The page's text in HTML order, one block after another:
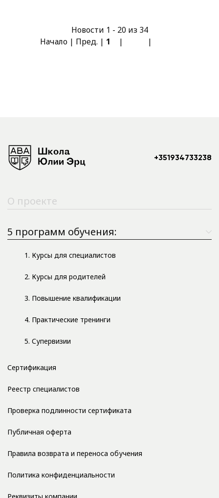
Новости 1 - 20 из 34
Начало | Пред. | 1 | |
+351934733238
О проекте
5 программ обучения:
1. Курсы для специалистов
2. Курсы для родителей
3. Повышение квалификации
4. Практические тренинги
5. Супервизии
Сертификация
Реестр специалистов
Проверка подлинности сертификата
Публичная оферта
Правила возврата и переноса обучения
Политика конфиденциальности